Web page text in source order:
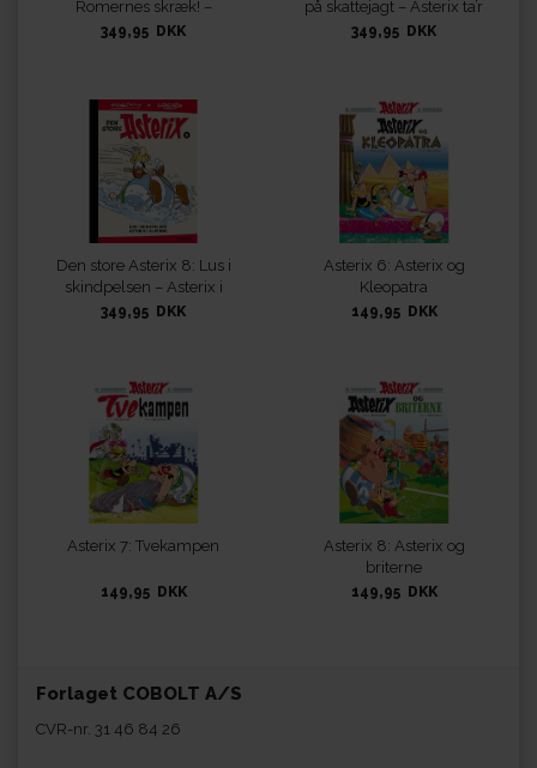
Romernes skræk! –
Olympisk mester
349,95 DKK
på skattejagt – Asterix ta’r
til Spanien
349,95 DKK
Den store Asterix 8: Lus i
skindpelsen – Asterix i
Alperne
349,95 DKK
Asterix 6: Asterix og
Kleopatra
149,95 DKK
Asterix 7: Tvekampen
149,95 DKK
Asterix 8: Asterix og
briterne
149,95 DKK
Forlaget COBOLT A/S
CVR-nr. 31 46 84 26